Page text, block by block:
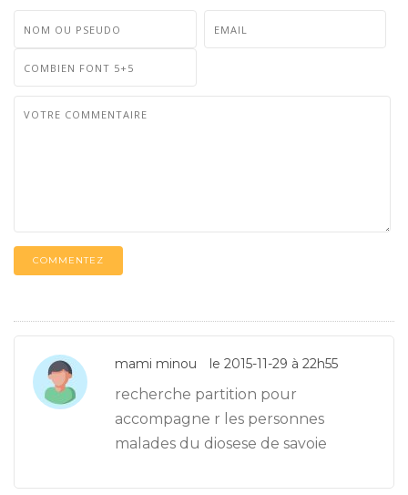
COMMENTEZ
mami minou le 2015-11-29 à 22h55
recherche partition pour
accompagne r les personnes
malades du diosese de savoie